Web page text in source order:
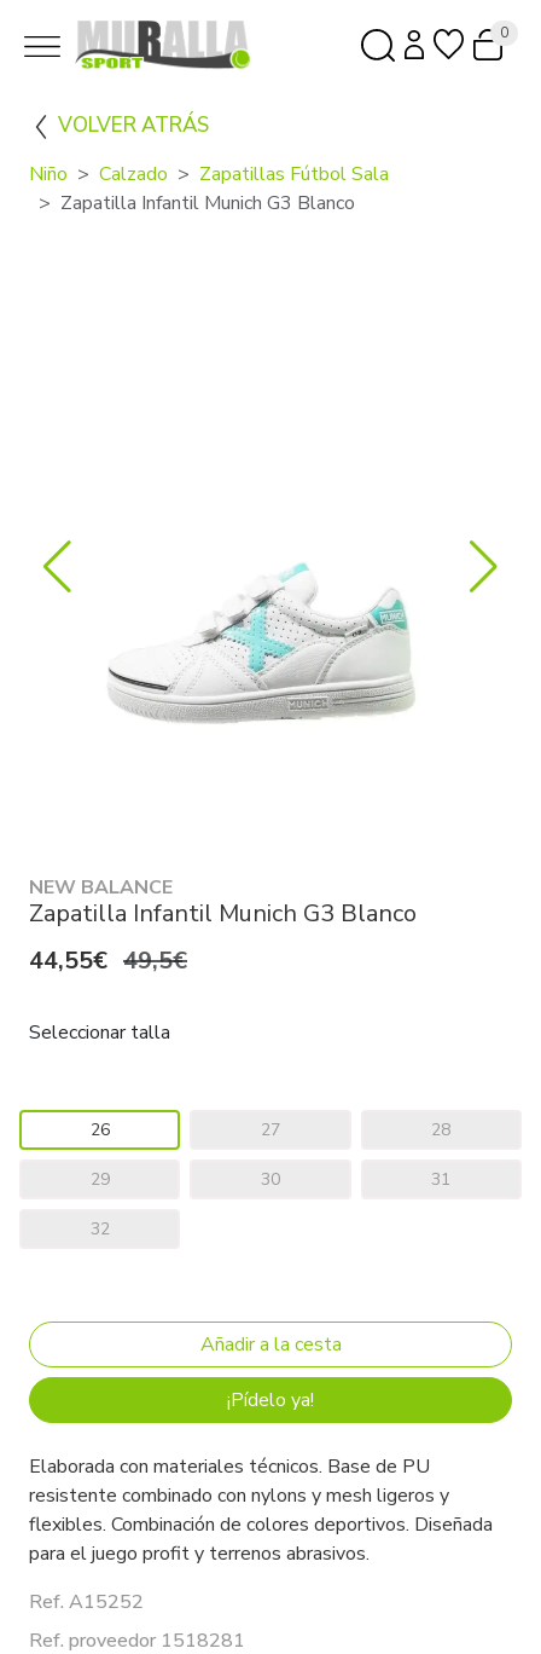
0
VOLVER ATRÁS
Niño Calzado
Zapatillas Fútbol Sala
Zapatilla Infantil Munich G3 Blanco
NEW BALANCE
Zapatilla Infantil Munich G3 Blanco
44,55€ 49,5€
Seleccionar talla
26 27 28
29 30 31
32
¡Pídelo ya!
Elaborada con materiales técnicos. Base de PU
resistente combinado con nylons y mesh ligeros y
flexibles. Combinación de colores deportivos. Diseñada
para el juego profit y terrenos abrasivos.
Ref. A15252
Ref. proveedor 1518281